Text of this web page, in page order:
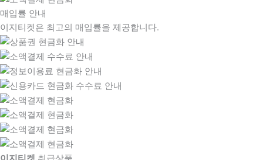
매입률 안내
이지티켓은 최고의 매입률을 제공합니다.